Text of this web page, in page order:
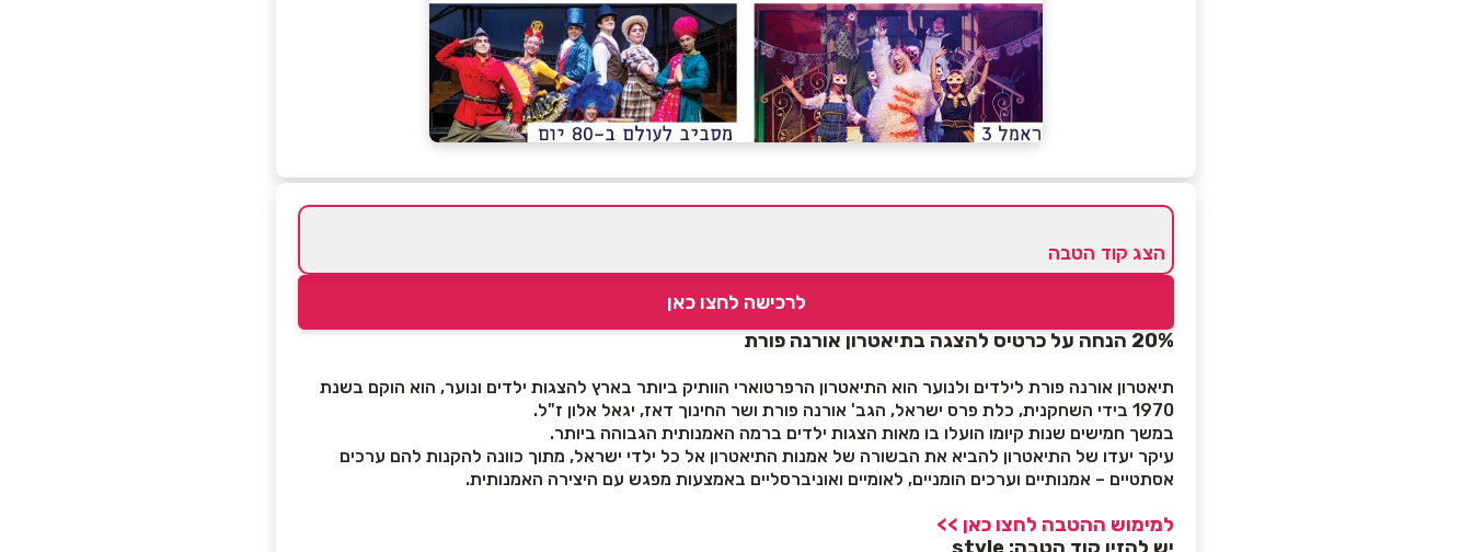
הצג קוד הטבה
לרכישה לחצו כאן
20% הנחה על כרטיס להצגה בתיאטרון אורנה פורת
תיאטרון אורנה פורת לילדים ולנוער הוא התיאטרון הרפרטוארי הוותיק ביותר בארץ להצגות ילדים ונוער, הוא הוקם בשנת
1970 בידי השחקנית, כלת פרס ישראל, הגב' אורנה פורת ושר החינוך דאז, יגאל אלון ז"ל.
במשך חמישים שנות קיומו הועלו בו מאות הצגות ילדים ברמה האמנותית הגבוהה ביותר.
עיקר יעדו של התיאטרון להביא את הבשורה של אמנות התיאטרון אל כל ילדי ישראל, מתוך כוונה להקנות להם ערכים
אסתטיים – אמנותיים וערכים הומניים, לאומיים ואוניברסליים באמצעות מפגש עם היצירה האמנותית.
למימוש ההטבה לחצו כאן >>